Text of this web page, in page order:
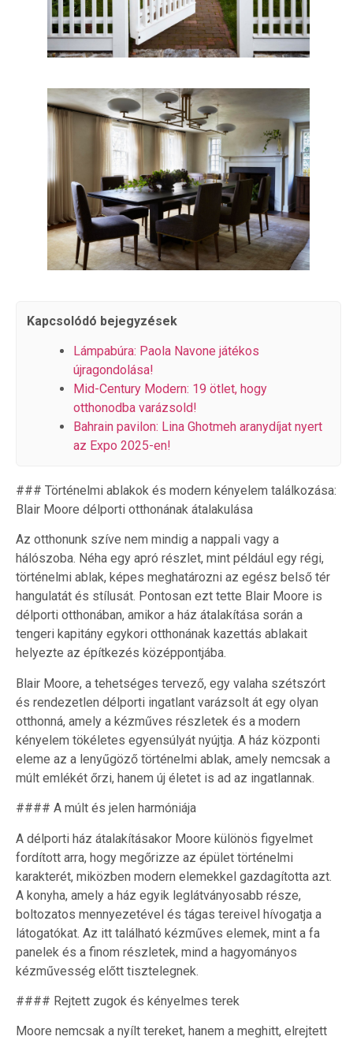
Kapcsolódó bejegyzések
Lámpabúra: Paola Navone játékos
újragondolása!
Mid-Century Modern: 19 ötlet, hogy
otthonodba varázsold!
Bahrain pavilon: Lina Ghotmeh aranydíjat nyert
az Expo 2025-en!
### Történelmi ablakok és modern kényelem találkozása:
Blair Moore délporti otthonának átalakulása
Az otthonunk szíve nem mindig a nappali vagy a
hálószoba. Néha egy apró részlet, mint például egy régi,
történelmi ablak, képes meghatározni az egész belső tér
hangulatát és stílusát. Pontosan ezt tette Blair Moore is
délporti otthonában, amikor a ház átalakítása során a
tengeri kapitány egykori otthonának kazettás ablakait
helyezte az építkezés középpontjába.
Blair Moore, a tehetséges tervező, egy valaha szétszórt
és rendezetlen délporti ingatlant varázsolt át egy olyan
otthonná, amely a kézműves részletek és a modern
kényelem tökéletes egyensúlyát nyújtja. A ház központi
eleme az a lenyűgöző történelmi ablak, amely nemcsak a
múlt emlékét őrzi, hanem új életet is ad az ingatlannak.
#### A múlt és jelen harmóniája
A délporti ház átalakításakor Moore különös figyelmet
fordított arra, hogy megőrizze az épület történelmi
karakterét, miközben modern elemekkel gazdagította azt.
A konyha, amely a ház egyik leglátványosabb része,
boltozatos mennyezetével és tágas tereivel hívogatja a
látogatókat. Az itt található kézműves elemek, mint a fa
panelek és a finom részletek, mind a hagyományos
kézművesség előtt tisztelegnek.
#### Rejtett zugok és kényelmes terek
Moore nemcsak a nyílt tereket, hanem a meghitt, elrejtett